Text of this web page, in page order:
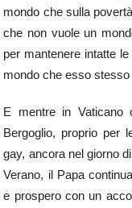
mondo che sulla
che non vuole un
per mantenere intatte
mondo che esso
E mentre in Vaticano
Bergoglio, proprio per
gay, ancora nel giorno
Verano, il Papa
e prospero con un